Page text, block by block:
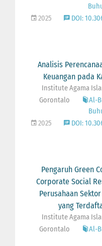
2025
DOI:
Analisis
Keuangan pada
Institute Agama
Gorontalo
Al-
2025
DOI:
Pengaruh Green
Corporate Social
Perusahaan
yang
Institute Agama
Gorontalo
Al-